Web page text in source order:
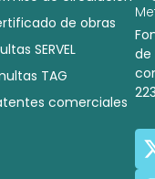
de obras
SERVEL
TAG
comerciales
de